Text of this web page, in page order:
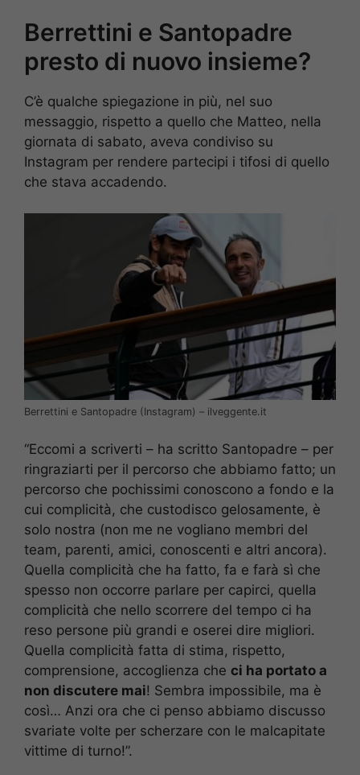
Berrettini e Santopadre
presto di nuovo insieme?
C’è qualche spiegazione in più, nel suo
messaggio, rispetto a quello che Matteo, nella
giornata di sabato, aveva condiviso su
Instagram per rendere partecipi i tifosi di quello
che stava accadendo.
Berrettini e Santopadre (Instagram) – ilveggente.it
“Eccomi a scriverti – ha scritto Santopadre – per
ringraziarti per il percorso che abbiamo fatto; un
percorso che pochissimi conoscono a fondo e la
cui complicità, che custodisco gelosamente, è
solo nostra (non me ne vogliano membri del
team, parenti, amici, conoscenti e altri ancora).
Quella complicità che ha fatto, fa e farà sì che
spesso non occorre parlare per capirci, quella
complicità che nello scorrere del tempo ci ha
reso persone più grandi e oserei dire migliori.
Quella complicità fatta di stima, rispetto,
comprensione, accoglienza che ci ha portato a
non discutere mai! Sembra impossibile, ma è
così… Anzi ora che ci penso abbiamo discusso
svariate volte per scherzare con le malcapitate
vittime di turno!”.